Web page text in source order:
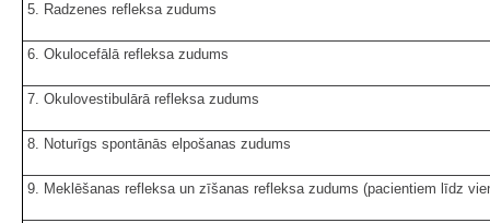
5. Radzenes refleksa zudums
6. Okulocefālā refleksa zudums
7. Okulovestibulārā refleksa zudums
8. Noturīgs spontānās elpošanas zudums
9. Meklēšanas refleksa un zīšanas refleksa zudums (pacientiem līdz